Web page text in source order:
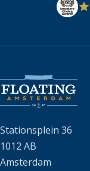
Stationsplein 36
1012 AB
Amsterdam